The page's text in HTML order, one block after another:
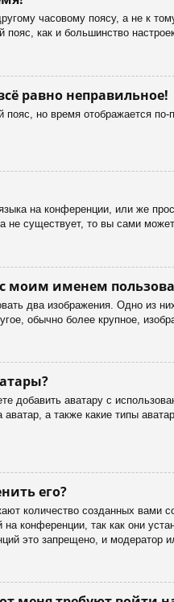
часовому поясу, а не к
как и большинство
равно неправильное!
но время отображается
на конференции, или же
не существует, то вы сами
моим именем
два изображения. Одно из
обычно более крупное,
добавить аватару с
а также какие типы
его?
количество созданных вами
конференции, так как они
это запрещено, и модератор